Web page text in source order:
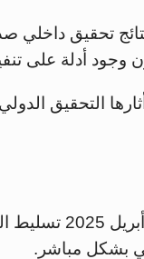
أدلة على
التحقيق
أعاد نشر مقطع فيديو
بشكل مباشر.